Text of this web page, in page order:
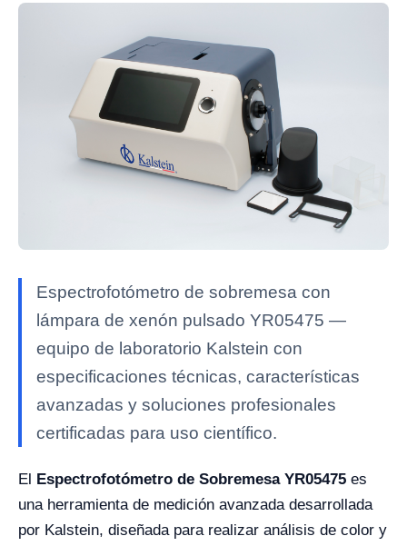
Espectrofotómetro de sobremesa con
lámpara de xenón pulsado YR05475 —
equipo de laboratorio Kalstein con
especificaciones técnicas, características
avanzadas y soluciones profesionales
certificadas para uso científico.
El Espectrofotómetro de Sobremesa YR05475 es
una herramienta de medición avanzada desarrollada
por Kalstein, diseñada para realizar análisis de color y